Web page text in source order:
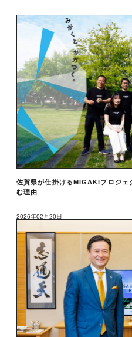
佐賀県が仕掛けるMIGAKIプロジェ
む理由
2026年02月20日